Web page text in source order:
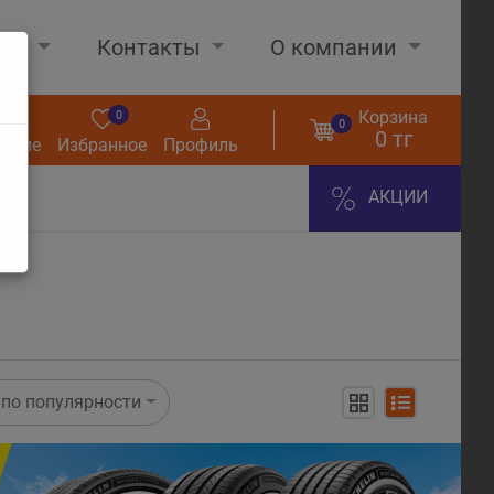
Контакты О компании
Избранное
0
Профиль
0 Корзина
0 тг
АКЦИИ
по популярности